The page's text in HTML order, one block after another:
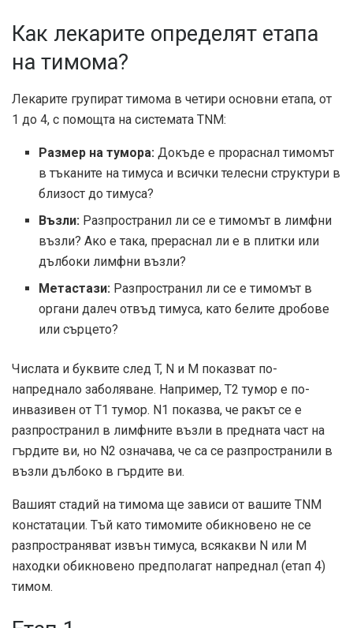
Как лекарите определят етапа
на тимома?
Лекарите групират тимома в четири основни етапа, от
1 до 4, с помощта на системата TNM:
Размер на тумора: Докъде е прораснал тимомът
в тъканите на тимуса и всички телесни структури в
близост до тимуса?
Възли: Разпространил ли се е тимомът в лимфни
възли? Ако е така, прераснал ли е в плитки или
дълбоки лимфни възли?
Метастази: Разпространил ли се е тимомът в
органи далеч отвъд тимуса, като белите дробове
или сърцето?
Числата и буквите след T, N и M показват по-
напреднало заболяване. Например, Т2 тумор е по-
инвазивен от Т1 тумор. N1 показва, че ракът се е
разпространил в лимфните възли в предната част на
гърдите ви, но N2 означава, че са се разпространили в
възли дълбоко в гърдите ви.
Вашият стадий на тимома ще зависи от вашите TNM
констатации. Тъй като тимомите обикновено не се
разпространяват извън тимуса, всякакви N или M
находки обикновено предполагат напреднал (етап 4)
тимом.